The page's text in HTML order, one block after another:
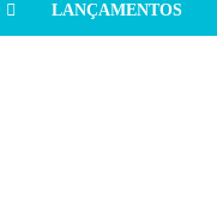
LANÇAMENTOS